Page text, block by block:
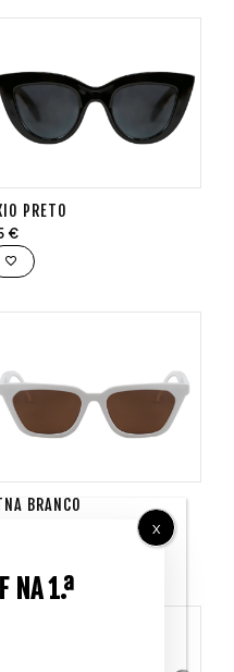
PRETO
€
BRANCO
X